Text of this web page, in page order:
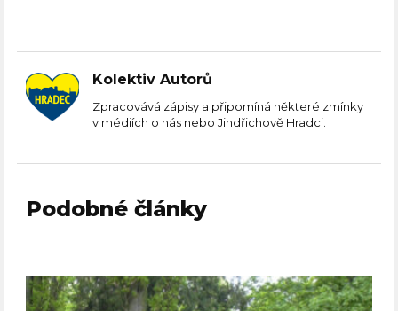
Kolektiv Autorů
Zpracovává zápisy a připomíná některé zmínky
v médiích o nás nebo Jindřichově Hradci.
Podobné články